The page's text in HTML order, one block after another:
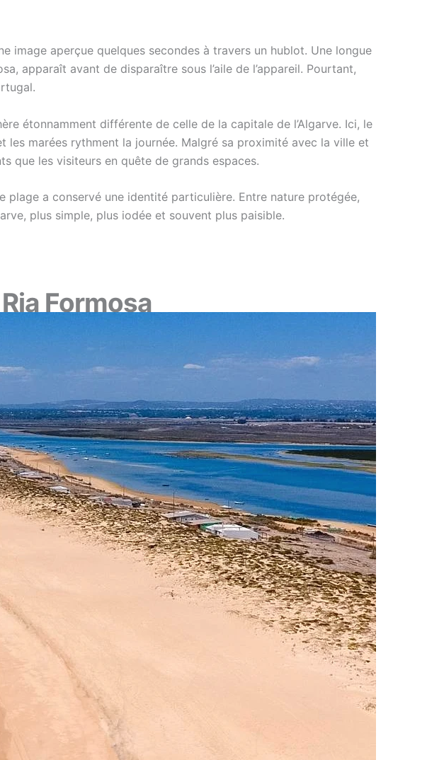
image aperçue quelques secondes à travers un hublot. Une longue
apparaît avant de disparaître sous l’aile de l’appareil. Pourtant,
étonnamment différente de celle de la capitale de l’Algarve. Ici, le
marées rythment la journée. Malgré sa proximité avec la ville et
que les visiteurs en quête de grands espaces.
a conservé une identité particulière. Entre nature protégée,
plus simple, plus iodée et souvent plus paisible.
Formosa